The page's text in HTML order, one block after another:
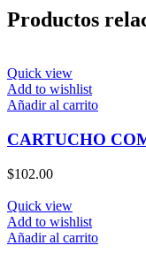
Productos
Quick view
Add to wishlist
Añadir al carrito
CARTUCHO
$102.00
Quick view
Add to wishlist
Añadir al carrito